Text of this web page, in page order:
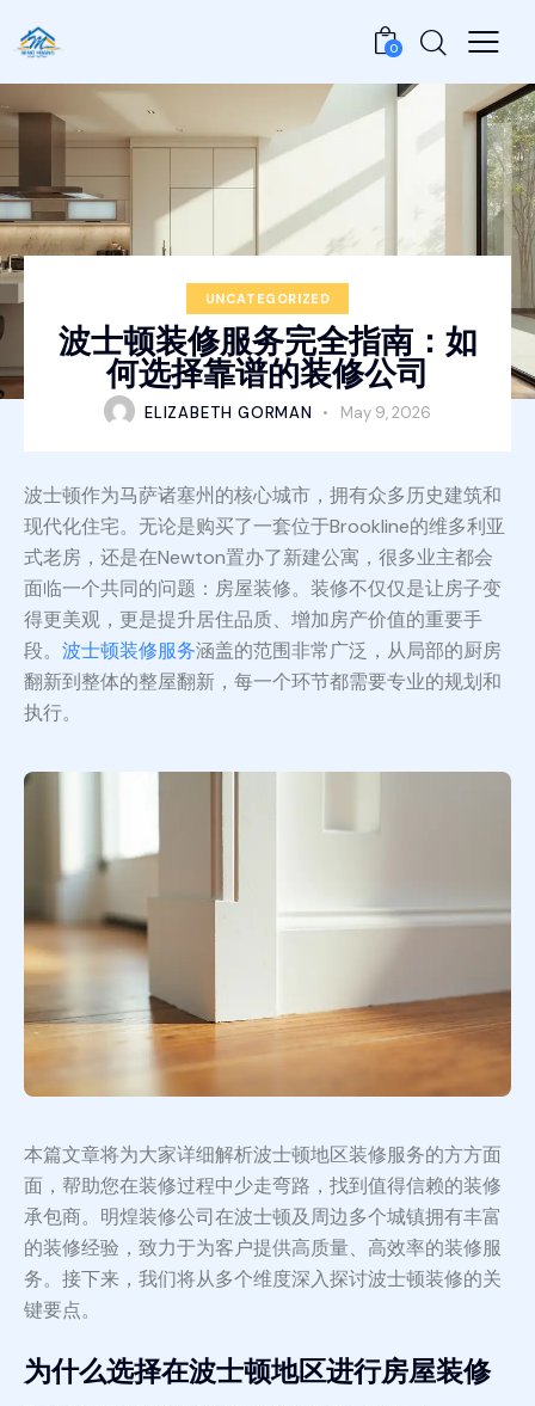
0
UNCATEGORIZED
波士顿装修服务完全指南：如
何选择靠谱的装修公司
ELIZABETH GORMAN May 9, 2026
波士顿作为马萨诸塞州的核心城市，拥有众多历史建筑和
现代化住宅。无论是购买了一套位于Brookline的维多利亚
式老房，还是在Newton置办了新建公寓，很多业主都会
面临一个共同的问题：房屋装修。装修不仅仅是让房子变
得更美观，更是提升居住品质、增加房产价值的重要手
段。 波士顿装修服务涵盖的范围非常广泛，从局部的厨房
翻新到整体的整屋翻新，每一个环节都需要专业的规划和
执行。
本篇文章将为大家详细解析波士顿地区装修服务的方方面
面，帮助您在装修过程中少走弯路，找到值得信赖的装修
承包商。明煌装修公司在波士顿及周边多个城镇拥有丰富
的装修经验，致力于为客户提供高质量、高效率的装修服
务。接下来，我们将从多个维度深入探讨波士顿装修的关
键要点。
为什么选择在波士顿地区进行房屋装修